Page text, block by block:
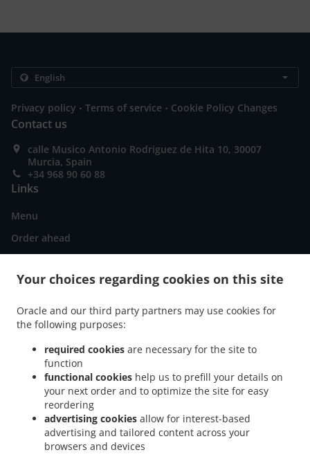
Your choices regarding cookies on this site
Oracle and our third party partners may use cookies for
the following purposes:
required cookies are necessary for the site to
function
functional cookies help us to prefill your details on
your next order and to optimize the site for easy
reordering
advertising cookies allow for interest-based
advertising and tailored content across your
browsers and devices
Privacy policy . Terms of service . Cookie Policy Changes
Contact us
calle Musico Antonio Rodriguez de Hita 10, 30007
Murcia, Spain
+34 968 90 60 88
Links
Menu
Order ahead
Pizza Delivery Murcia La Fama . Pizza Delivery Murcia San Miguel . Pizza Delivery
Murcia Santa María de Gracia . Pizza Delivery Murcia Santa Eulalia
Murcia La Catedral
. Pizza Delivery Murcia San Andrés
Pizza Delivery Murcia San
Pizza Delivery Murcia El Carmen
Zarandona . Pizza Delivery Churra . Pizza Delivery El Puntal . Pizza Delivery Cabezo
. Pizza Delivery Puente Tocinos .
Pizza Delivery
Monteagudo
Pizza Delivery Casillas . Pizza Delivery La Arboleja
Rincón de Seca . Pizza Delivery Guadalupe de Maciascoque . Pizza Delivery Los
Pizza Delivery Patiño . Pizza Delivery San Ginés